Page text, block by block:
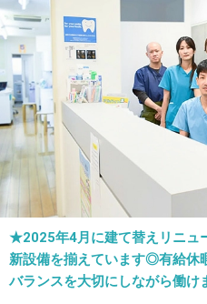
★2025年4月に建て替えリニュ
新設備を揃えています◎有給休
バランスを大切にしながら働